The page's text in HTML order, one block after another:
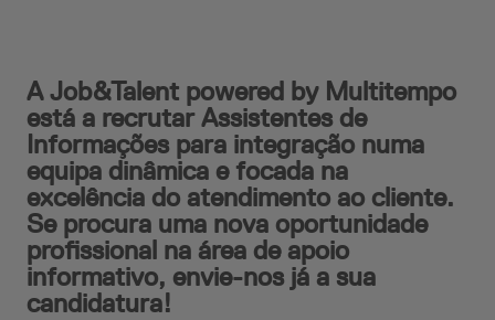
A Job&Talent powered by Multitempo
está a recrutar Assistentes de
Informações para integração numa
equipa dinâmica e focada na
excelência do atendimento ao cliente.
Se procura uma nova oportunidade
profissional na área de apoio
informativo, envie-nos já a sua
candidatura!